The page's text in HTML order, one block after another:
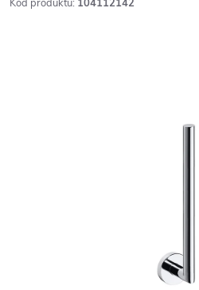
Kód produktu: 104112142